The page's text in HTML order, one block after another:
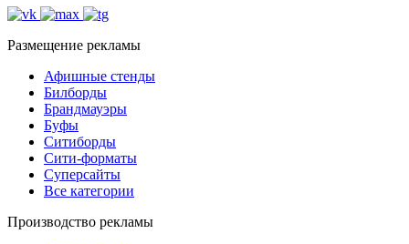
Размещение рекламы
Афишные стенды
Билборды
Брандмауэры
Буфы
Ситиборды
Сити-форматы
Суперсайты
Все категории
Производство рекламы